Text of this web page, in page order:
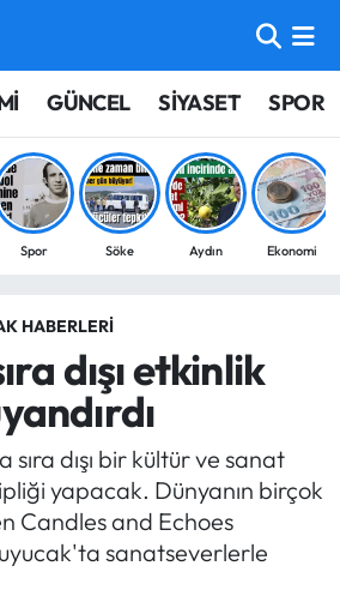
GÜNCEL SİYASET SPOR
Spor Söke Aydın Ekonomi
HABERLERI
dışı etkinlik
sıra dışı bir kültür ve sanat
yapacak. Dünyanın birçok
Candles and Echoes
sanatseverlerle
Durumu ve Fikstür